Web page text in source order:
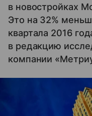
в новостройках
Это на 32%
квартала 2016
в редакцию
компании